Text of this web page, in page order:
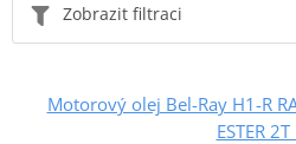
Zobrazit filtraci
Motorový olej Bel-Ray H1-R
ESTER